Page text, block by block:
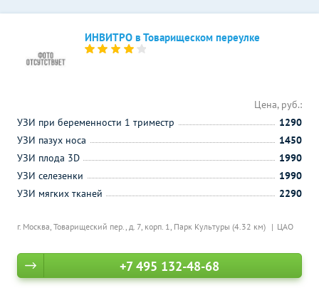
ИНВИТРО в Товарищеском переулке
г. Москва, Товарищеский пер., д. 7, корп. 1, Парк Культуры (4.32 км) ЦАО
Цена, руб.:
УЗИ при беременности 1 триместр
1290
УЗИ пазух носа
1450
УЗИ плода 3D
1990
УЗИ селезенки
1990
УЗИ мягких тканей
2290
+7 495 132-48-68